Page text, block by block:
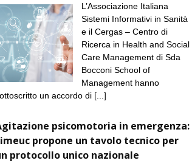
L’Associazione Italiana
Sistemi Informativi in Sanità
e il Cergas – Centro di
Ricerca in Health and Social
Care Management di Sda
Bocconi School of
Management hanno
un accordo di [...]
psicomotoria in emergenza:
propone un tavolo tecnico per
protocollo unico nazionale